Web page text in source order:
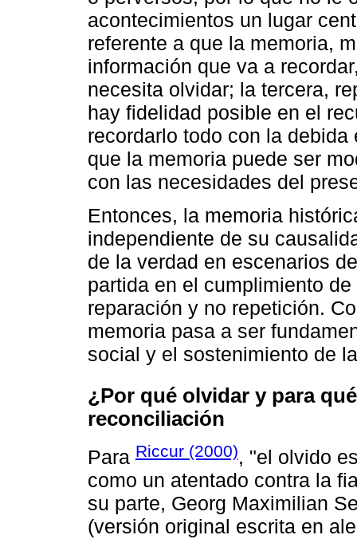
acontecimientos un lugar
referente a que la memoria,
información que va a
necesita olvidar; la tercera,
hay fidelidad posible en el
recordarlo todo con la
que la memoria puede ser
con las necesidades del
Entonces, la memoria
independiente de su
de la verdad en escenarios
partida en el cumplimiento
reparación y no repetición.
memoria pasa a ser
social y el sostenimiento de
¿Por qué olvidar y para
reconciliación
Para Riccur (2000), "el olvido
como un atentado contra la
su parte, Georg Maximilian
(versión original escrita en